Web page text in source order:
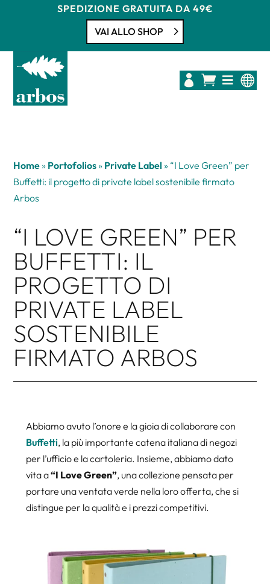
SPEDIZIONE GRATUITA DA 49€
VAI ALLO SHOP
   
Home » Portofolios » Private Label » “I Love Green” per
Buffetti: il progetto di private label sostenibile firmato
Arbos
“I LOVE GREEN” PER
BUFFETTI: IL
PROGETTO DI
PRIVATE LABEL
SOSTENIBILE
FIRMATO ARBOS
Abbiamo avuto l’onore e la gioia di collaborare con
Buffetti, la più importante catena italiana di negozi
per l’ufficio e la cartoleria. Insieme, abbiamo dato
vita a“I Love Green”, una collezione pensata per
portare una ventata verde nella loro offerta, che si
distingue per la qualità e i prezzi competitivi.